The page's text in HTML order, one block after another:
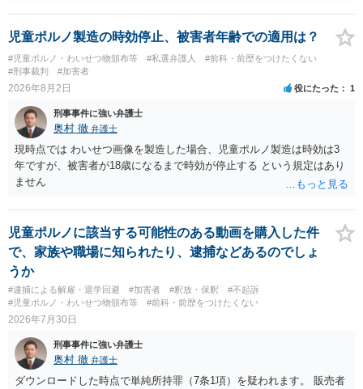
で、警察にバレれば、それなりの捜査を受けるでしょう。
児童ポルノ製造の時効停止、被害者年齢での適用は？
#児童ポルノ・わいせつ物頒布等 #私選弁護人
#前科・前歴をつけたくない
#刑事裁判
#加害者
2026年8月2日 役にたった 1
刑事事件に強い弁護士
奥村 徹 弁護士
現時点では わいせつ画像を製造した場合、児童ポルノ製造は時効は3
年ですが、被害者が18歳になるまで時効が停止する という規定はあり
ません
児童ポルノに該当する可能性のある動画を購入した件
で、家族や職場に知られたり、逮捕などあるのでしょ
うか
#逮捕による解雇・退学回避 #加害者 #釈放・保釈
#不起訴
#児童ポルノ・わいせつ物頒布等
#前科・前歴をつけたくない
2026年7月30日
刑事事件に強い弁護士
奥村 徹 弁護士
ダウンロードした時点で単純所持罪（7条1項）を疑われます。 販売者